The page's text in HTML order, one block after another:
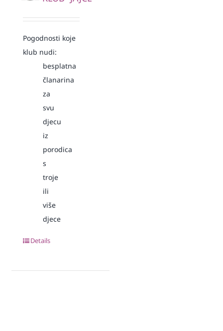
Pogodnosti koje
klub nudi:
besplatna
članarina
za
svu
djecu
iz
porodica
s
troje
ili
više
djece
Details